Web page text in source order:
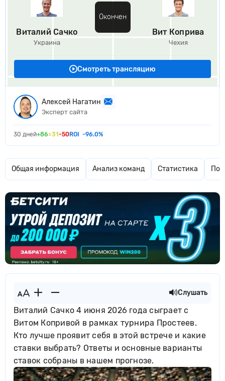
Виталий Сачко
Украина
Окончен
Вит Коприва
Чехия
Смотреть трансляцию
Алексей Нагатин
Эксперт сайта
30 дней+86=31 -50ROI -96.0%
Общая информация Анализ команд Статистика
Слушать
Виталий Сачко 4 июня 2026 года сыграет с
Витом Копривой в рамках турнира Простеев.
Кто лучше проявит себя в этой встрече и какие
ставки выбрать? Ответы и основные варианты
ставок собраны в нашем прогнозе.